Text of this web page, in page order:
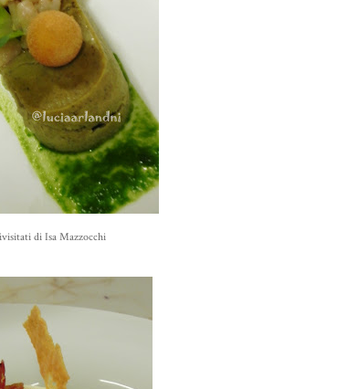
di Isa Mazzocchi